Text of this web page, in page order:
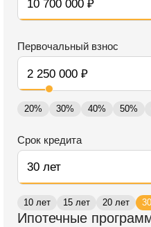
Первочальный взнос
20% 30% 40% 50%
Срок кредита
10 лет 15 лет 20 лет
Ипотечные